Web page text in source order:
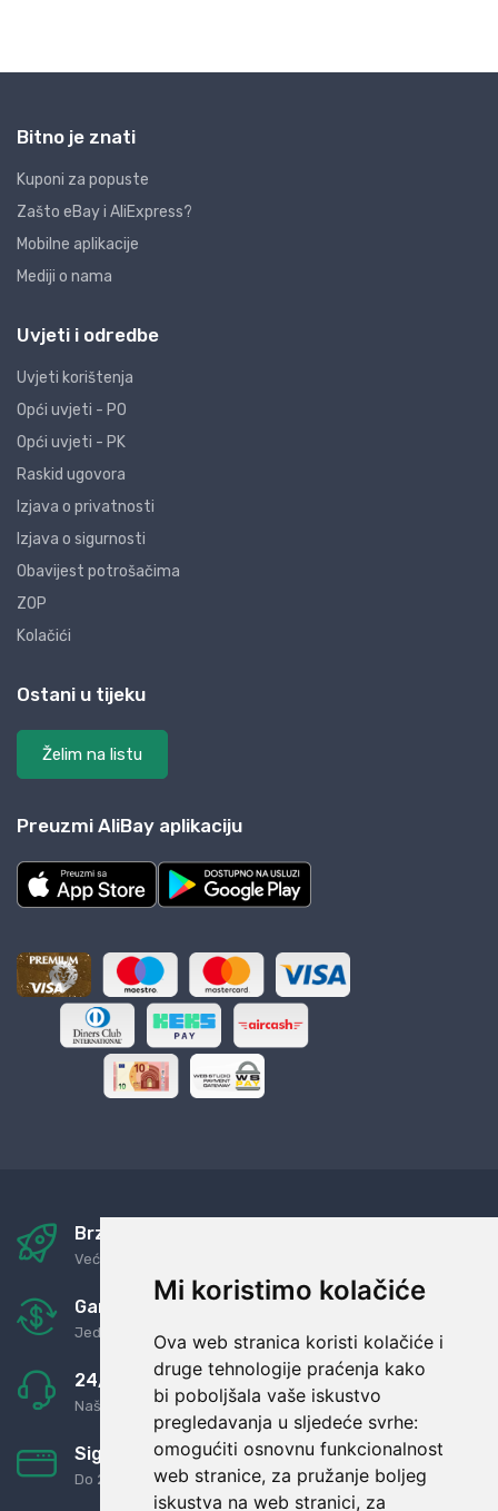
Mi koristimo kolačiće
Ova web stranica koristi kolačiće i
druge tehnologije praćenja kako
bi poboljšala vaše iskustvo
pregledavanja u sljedeće svrhe:
omogućiti osnovnu funkcionalnost
web stranice, za pružanje boljeg
iskustva na web stranici, za
Bitno je znati
Kuponi za popuste
Zašto eBay i AliExpress?
Mobilne aplikacije
Mediji o nama
Uvjeti i odredbe
Uvjeti korištenja
Opći uvjeti - PO
Opći uvjeti - PK
Raskid ugovora
Izjava o privatnosti
Izjava o sigurnosti
Obavijest potrošačima
ZOP
Kolačići
Ostani u tijeku
Želim na listu
Preuzmi AliBay aplikaciju
Brza i sigurna dostava
Već za nekoliko dana kod vas
Garancija u povrat novaca
Jednostavno pravilo: Roba za novac
24/7 odlična podrška
Naši agenti uvijek na raspolaganju
Sigurno obročno plaćanje
Do 24 rata bez kamata